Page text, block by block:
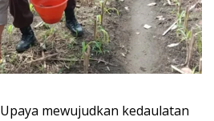
Upaya mewujudkan kedaulatan